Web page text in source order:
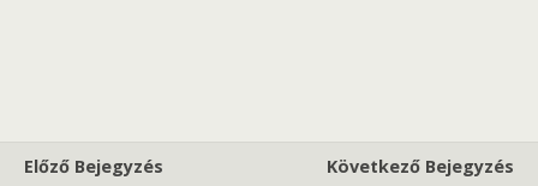
Előző Bejegyzés
Következő Bejegyzés